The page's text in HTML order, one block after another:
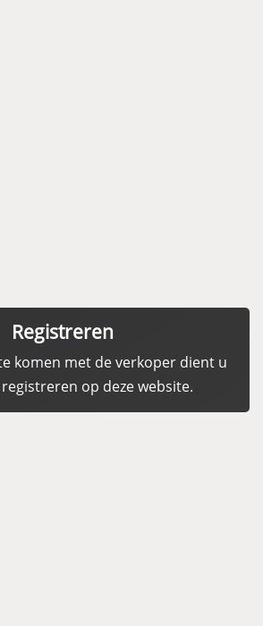
Registreren
komen met de verkoper dient u
op deze website.